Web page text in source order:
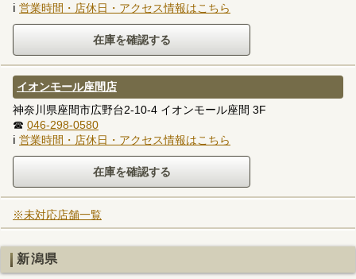
ℹ 営業時間・店休日・アクセス情報はこちら
イオンモール座間店
神奈川県座間市広野台2-10-4 イオンモール座間 3F
☎ 046-298-0580
ℹ 営業時間・店休日・アクセス情報はこちら
※未対応店舗一覧
新潟県